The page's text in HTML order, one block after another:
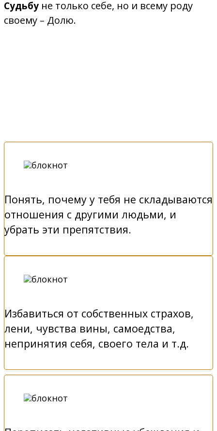
Судьбу не только себе, но и всему роду
своему – Долю.
Понять, почему у тебя не складываются
отношения с другими людьми, и
убрать эти препятствия.
Избавиться от собственных страхов,
лени, чувства вины, самоедства,
непринятия себя, своего тела и т.д.